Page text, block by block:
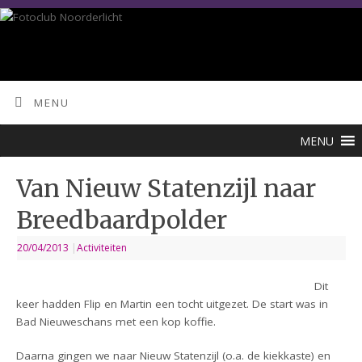
MENU
MENU
Van Nieuw Statenzijl naar
Breedbaardpolder
20/04/2013 |Activiteiten
Dit
keer hadden Flip en Martin een tocht uitgezet. De start was in
Bad Nieuweschans met een kop koffie.
Daarna gingen we naar Nieuw Statenzijl (o.a. de kiekkaste) en